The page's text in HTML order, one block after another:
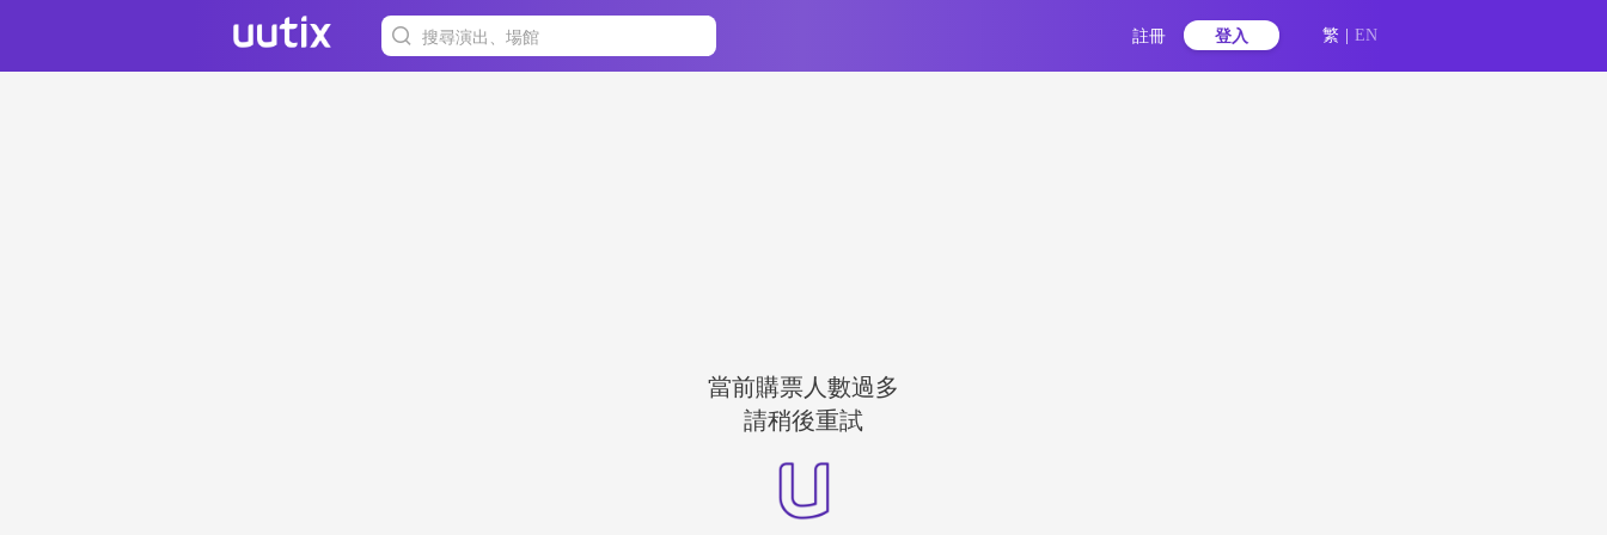
註冊 登入 繁 EN
當前購票人數過多
請稍後重試